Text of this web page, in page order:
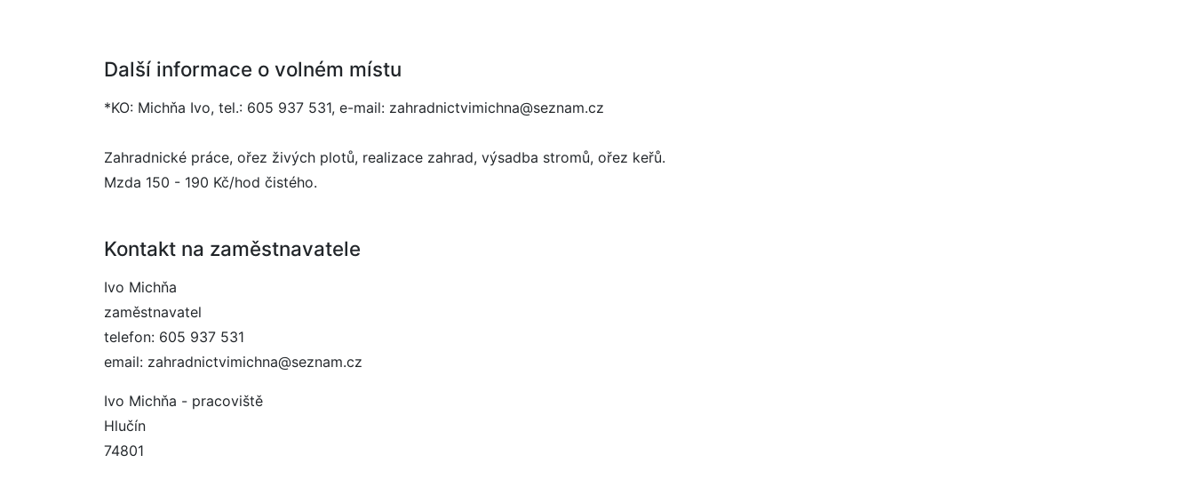
Další informace o volném místu
*KO: Michňa Ivo, tel.: 605 937 531, e-mail: zahradnictvimichna@seznam.cz
Zahradnické práce, ořez živých plotů, realizace zahrad, výsadba stromů, ořez keřů.
Mzda 150 - 190 Kč/hod čistého.
Kontakt na zaměstnavatele
Ivo Michňa
zaměstnavatel
telefon: 605 937 531
email: zahradnictvimichna@seznam.cz
Ivo Michňa - pracoviště
Hlučín
74801